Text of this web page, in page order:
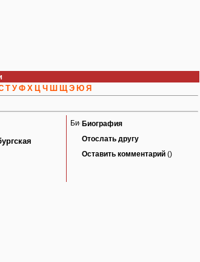
Т У Ф Х Ц Ч Ш Щ Э Ю Я
Биография
Отослать другу
Оставить комментарий ()